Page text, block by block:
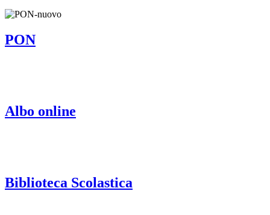
PON
Albo online
Biblioteca Scolastica